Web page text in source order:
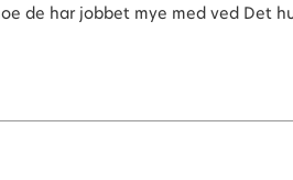
de har jobbet mye med ved Det